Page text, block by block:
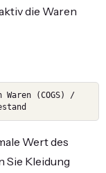
die Waren
(COGS) /
Wert des
Sie Kleidung